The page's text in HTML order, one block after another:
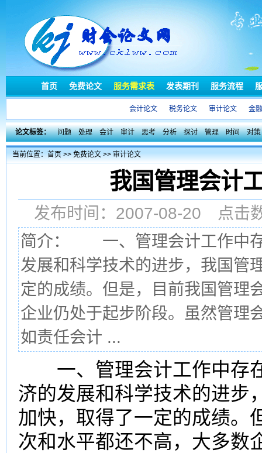
首页 免费论文 服务需求表 发表期刊 服务流程
会计论文 税务论文 审计论文 金
论文标签： 问题 处理 会计 审计 思考 分析 探讨 管理 时间 对策
当前位置：首页>>免费论文>>审计论文
我国管理会计
发布时间：2007-08-20 点
简介： 一、管理会计工作中
发展和科学技术的进步，我国管
定的成绩。但是，目前我国管理
企业仍处于起步阶段。虽然管理
如责任会计 ...
一、管理会计工作中存
济的发展和科学技术的进步
加快，取得了一定的成绩。
次和水平都还不高，大多数